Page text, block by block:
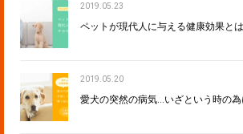
2019.05.23
ペットが現代人に与える健康効果と
2019.05.20
愛犬の突然の病気…いざという時の為